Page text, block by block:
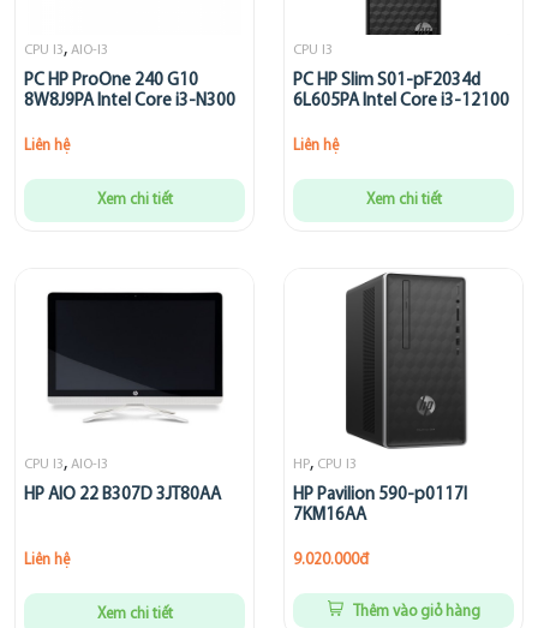
CPU I3, AIO-I3
PC HP ProOne 240 G10
8W8J9PA Intel Core i3-N300
Liên hệ
Xem chi tiết
CPU I3
PC HP Slim S01-pF2034d
6L605PA Intel Core i3-12100
Liên hệ
Xem chi tiết
CPU I3, AIO-I3
HP AIO 22 B307D 3JT80AA
Liên hệ
Xem chi tiết
HP, CPU I3
HP Pavilion 590-p0117l
7KM16AA
9.020.000đ
Thêm vào giỏ hàng